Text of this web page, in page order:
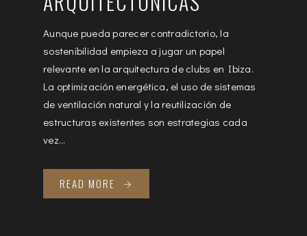
Aunque pueda parecer contradictorio, la
sostenibilidad empieza a jugar un papel
relevante en la arquitectura de clubs en Ibiza.
La optimización energética, el uso de sistemas
de ventilación natural y la reutilización de
estructuras existentes son estrategias cada
vez...
READ MORE